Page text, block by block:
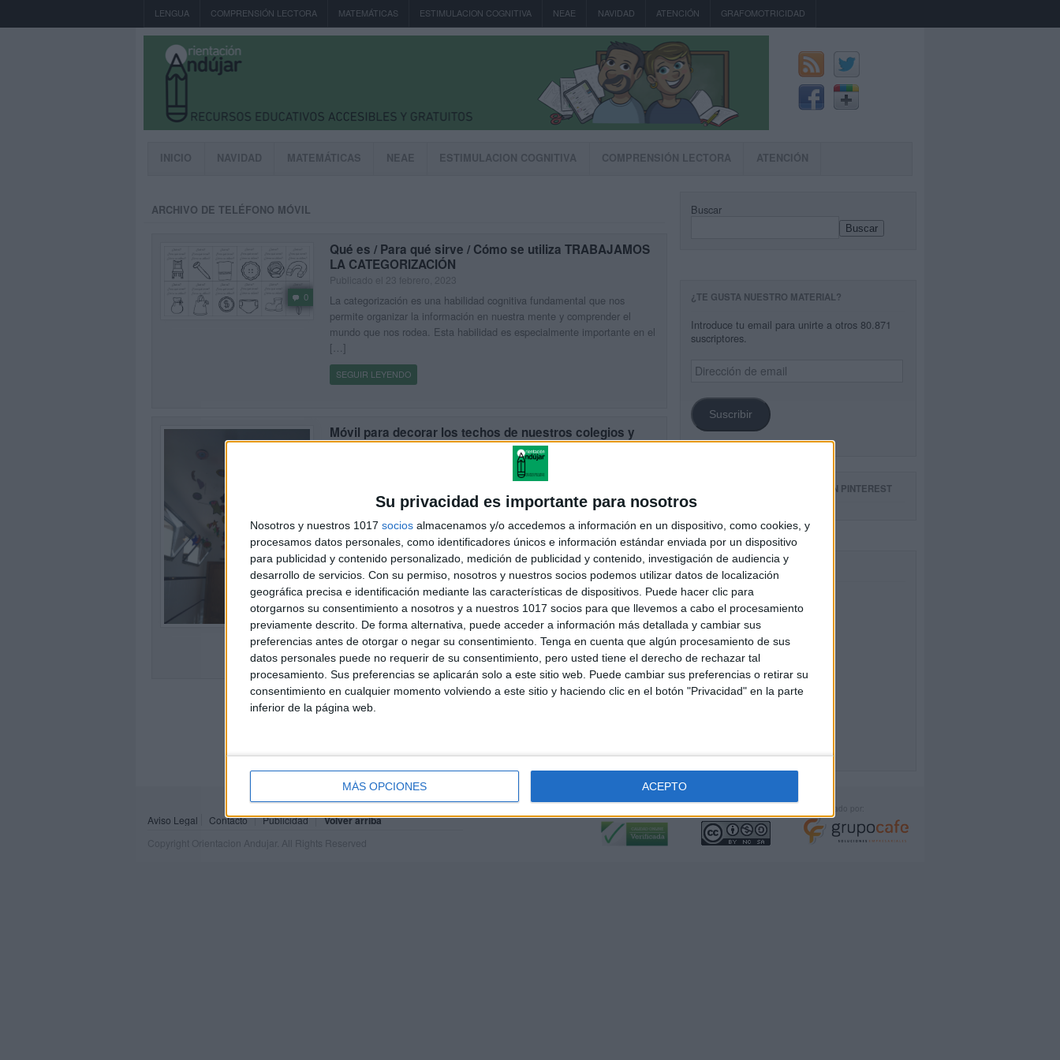
Su privacidad es importante para nosotros
Nosotros y nuestros 1017 socios almacenamos y/o accedemos a información en un dispositivo, como cookies, y
procesamos datos personales, como identificadores únicos e información estándar enviada por un dispositivo
para publicidad y contenido personalizado, medición de publicidad y contenido, investigación de audiencia y
desarrollo de servicios. Con su permiso, nosotros y nuestros socios podemos utilizar datos de localización
geográfica precisa e identificación mediante las características de dispositivos. Puede hacer clic para
otorgarnos su consentimiento a nosotros y a nuestros 1017 socios para que llevemos a cabo el procesamiento
previamente descrito. De forma alternativa, puede acceder a información más detallada y cambiar sus
preferencias antes de otorgar o negar su consentimiento. Tenga en cuenta que algún procesamiento de sus
datos personales puede no requerir de su consentimiento, pero usted tiene el derecho de rechazar tal
procesamiento. Sus preferencias se aplicarán solo a este sitio web. Puede cambiar sus preferencias o retirar su
consentimiento en cualquier momento volviendo a este sitio y haciendo clic en el botón "Privacidad" en la parte
inferior de la página web.
MÁS OPCIONES ACEPTO
LENGUA COMPRENSIÓN LECTORA MATEMÁTICAS ESTIMULACION COGNITIVA NEAE NAVIDAD ATENCIÓN GRAFOMOTRICIDAD
INICIO NAVIDAD MATEMÁTICAS NEAE ESTIMULACION COGNITIVA COMPRENSIÓN LECTORA ATENCIÓN
ARCHIVO DE TELÉFONO MÓVIL
0
Qué es / Para qué sirve / Cómo se utiliza TRABAJAMOS
LA CATEGORIZACIÓN
La categorización es una habilidad cognitiva fundamental que nos
permite organizar la información en nuestra mente y comprender el
mundo que nos rodea. Esta habilidad es especialmente importante en el
[…]
SEGUIR LEYENDO
5
Móvil para decorar los techos de nuestros colegios y
clases
Hemos decorado nuestros pasillos de secundaria con unos móviles
realizados con material reciclado el resultado ha sido espectacular y la
implicación de los niños máxima. teniendo en cuenta que mis […]
SEGUIR LEYENDO
Buscar
Buscar
¿TE GUSTA NUESTRO MATERIAL?
Introduce tu email para unirte a otros 80.871
suscriptores.
Dirección
de
Suscribir
SIGUE NUESTROS TABLEROS EN PINTEREST
Aviso Legal Contacto Publicidad Volver arriba
Copyright Orientacion Andujar. All Rights Reserved